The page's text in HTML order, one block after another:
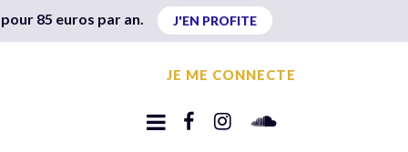
85 euros par an. J'EN PROFITE
JE ME CONNECTE